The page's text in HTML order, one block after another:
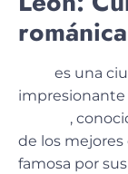
románica
es una
,
de los
famosa por